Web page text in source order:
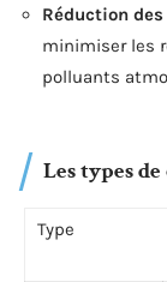
Réduction
minimiser les
polluants
Les types
Type